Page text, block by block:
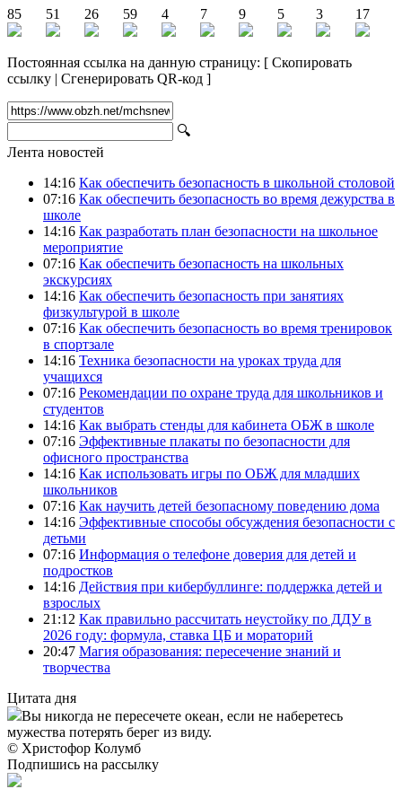
85
51 26 59 4 7 9 5 3 17
Постоянная ссылка на данную страницу: [ Скопировать
ссылку | Сгенерировать QR-код ]
🔍
Лента новостей
14:16 Как обеспечить безопасность в школьной столовой
07:16 Как обеспечить безопасность во время дежурства в
школе
14:16 Как разработать план безопасности на школьное
мероприятие
07:16 Как обеспечить безопасность на школьных
экскурсиях
14:16 Как обеспечить безопасность при занятиях
физкультурой в школе
07:16 Как обеспечить безопасность во время тренировок
в спортзале
14:16 Техника безопасности на уроках труда для
учащихся
07:16 Рекомендации по охране труда для школьников и
студентов
14:16 Как выбрать стенды для кабинета ОБЖ в школе
07:16 Эффективные плакаты по безопасности для
офисного пространства
14:16 Как использовать игры по ОБЖ для младших
школьников
07:16 Как научить детей безопасному поведению дома
14:16 Эффективные способы обсуждения безопасности с
детьми
07:16 Информация о телефоне доверия для детей и
подростков
14:16 Действия при кибербуллинге: поддержка детей и
взрослых
21:12 Как правильно рассчитать неустойку по ДДУ в
2026 году: формула, ставка ЦБ и мораторий
20:47 Магия образования: пересечение знаний и
творчества
Цитата дня
Вы никогда не пересечете океан, если не наберетесь
мужества потерять берег из виду.
© Христофор Колумб
Подпишись на рассылку